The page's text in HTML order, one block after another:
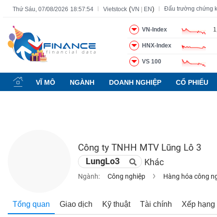
Thứ Sáu, 07/08/2026 18:57:55 Vietstock (VN EN) Đấu trường chứng
VN-Index
HNX-Index
VS 100
VĨ MÔ NGÀNH DOANH NGHIỆP CỔ PHIẾU
Công ty TNHH MTV Lũng Lô 3
LungLo3 Khác
Ngành: Công nghiệp Hàng hóa công
Tổng quan Giao dịch Kỹ thuật Tài chính Xếp hạng
Tất cả Tính năng Ngành Mã chứng khoán Lãnh đạo
Tính
năng
(-)
NGHIỆP